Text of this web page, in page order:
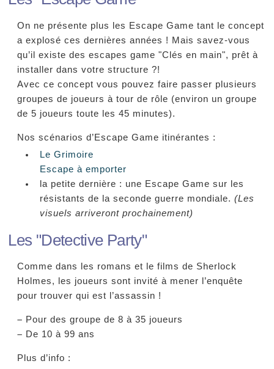
On ne présente plus les Escape Game tant le concept
a explosé ces dernières années ! Mais savez-vous
qu’il existe des escapes game "Clés en main", prêt à
installer dans votre structure ?!
Avec ce concept vous pouvez faire passer plusieurs
groupes de joueurs à tour de rôle (environ un groupe
de 5 joueurs toute les 45 minutes).
Nos scénarios d’Escape Game itinérantes :
Le Grimoire
Escape à emporter
la petite dernière : une Escape Game sur les
résistants de la seconde guerre mondiale. (Les
visuels arriveront prochainement)
Les "Detective Party"
Comme dans les romans et le films de Sherlock
Holmes, les joueurs sont invité à mener l’enquête
pour trouver qui est l’assassin !
– Pour des groupe de 8 à 35 joueurs
– De 10 à 99 ans
Plus d’info :